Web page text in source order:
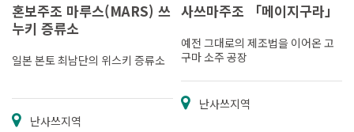
혼보주조 마루스(MARS) 쓰
누키 증류소
일본 본토 최남단의 위스키 증류소
난사쓰지역
사쓰마주조 「메이지구라」
예전 그대로의 제조법을 이어온 고
구마 소주 공장
난사쓰지역